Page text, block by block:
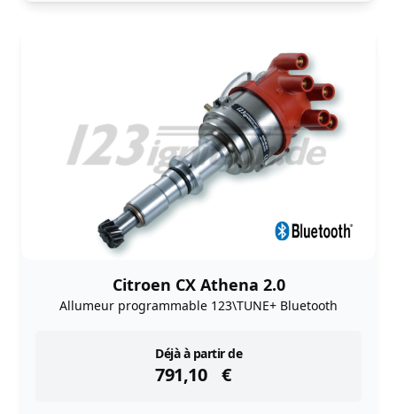
Citroen CX Athena 2.0
Allumeur programmable 123\TUNE+ Bluetooth
Déjà à partir de
791,10 €
instock